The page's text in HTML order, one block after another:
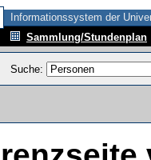
Informationssystem der
Sammlung/Stundenplan
Suche: